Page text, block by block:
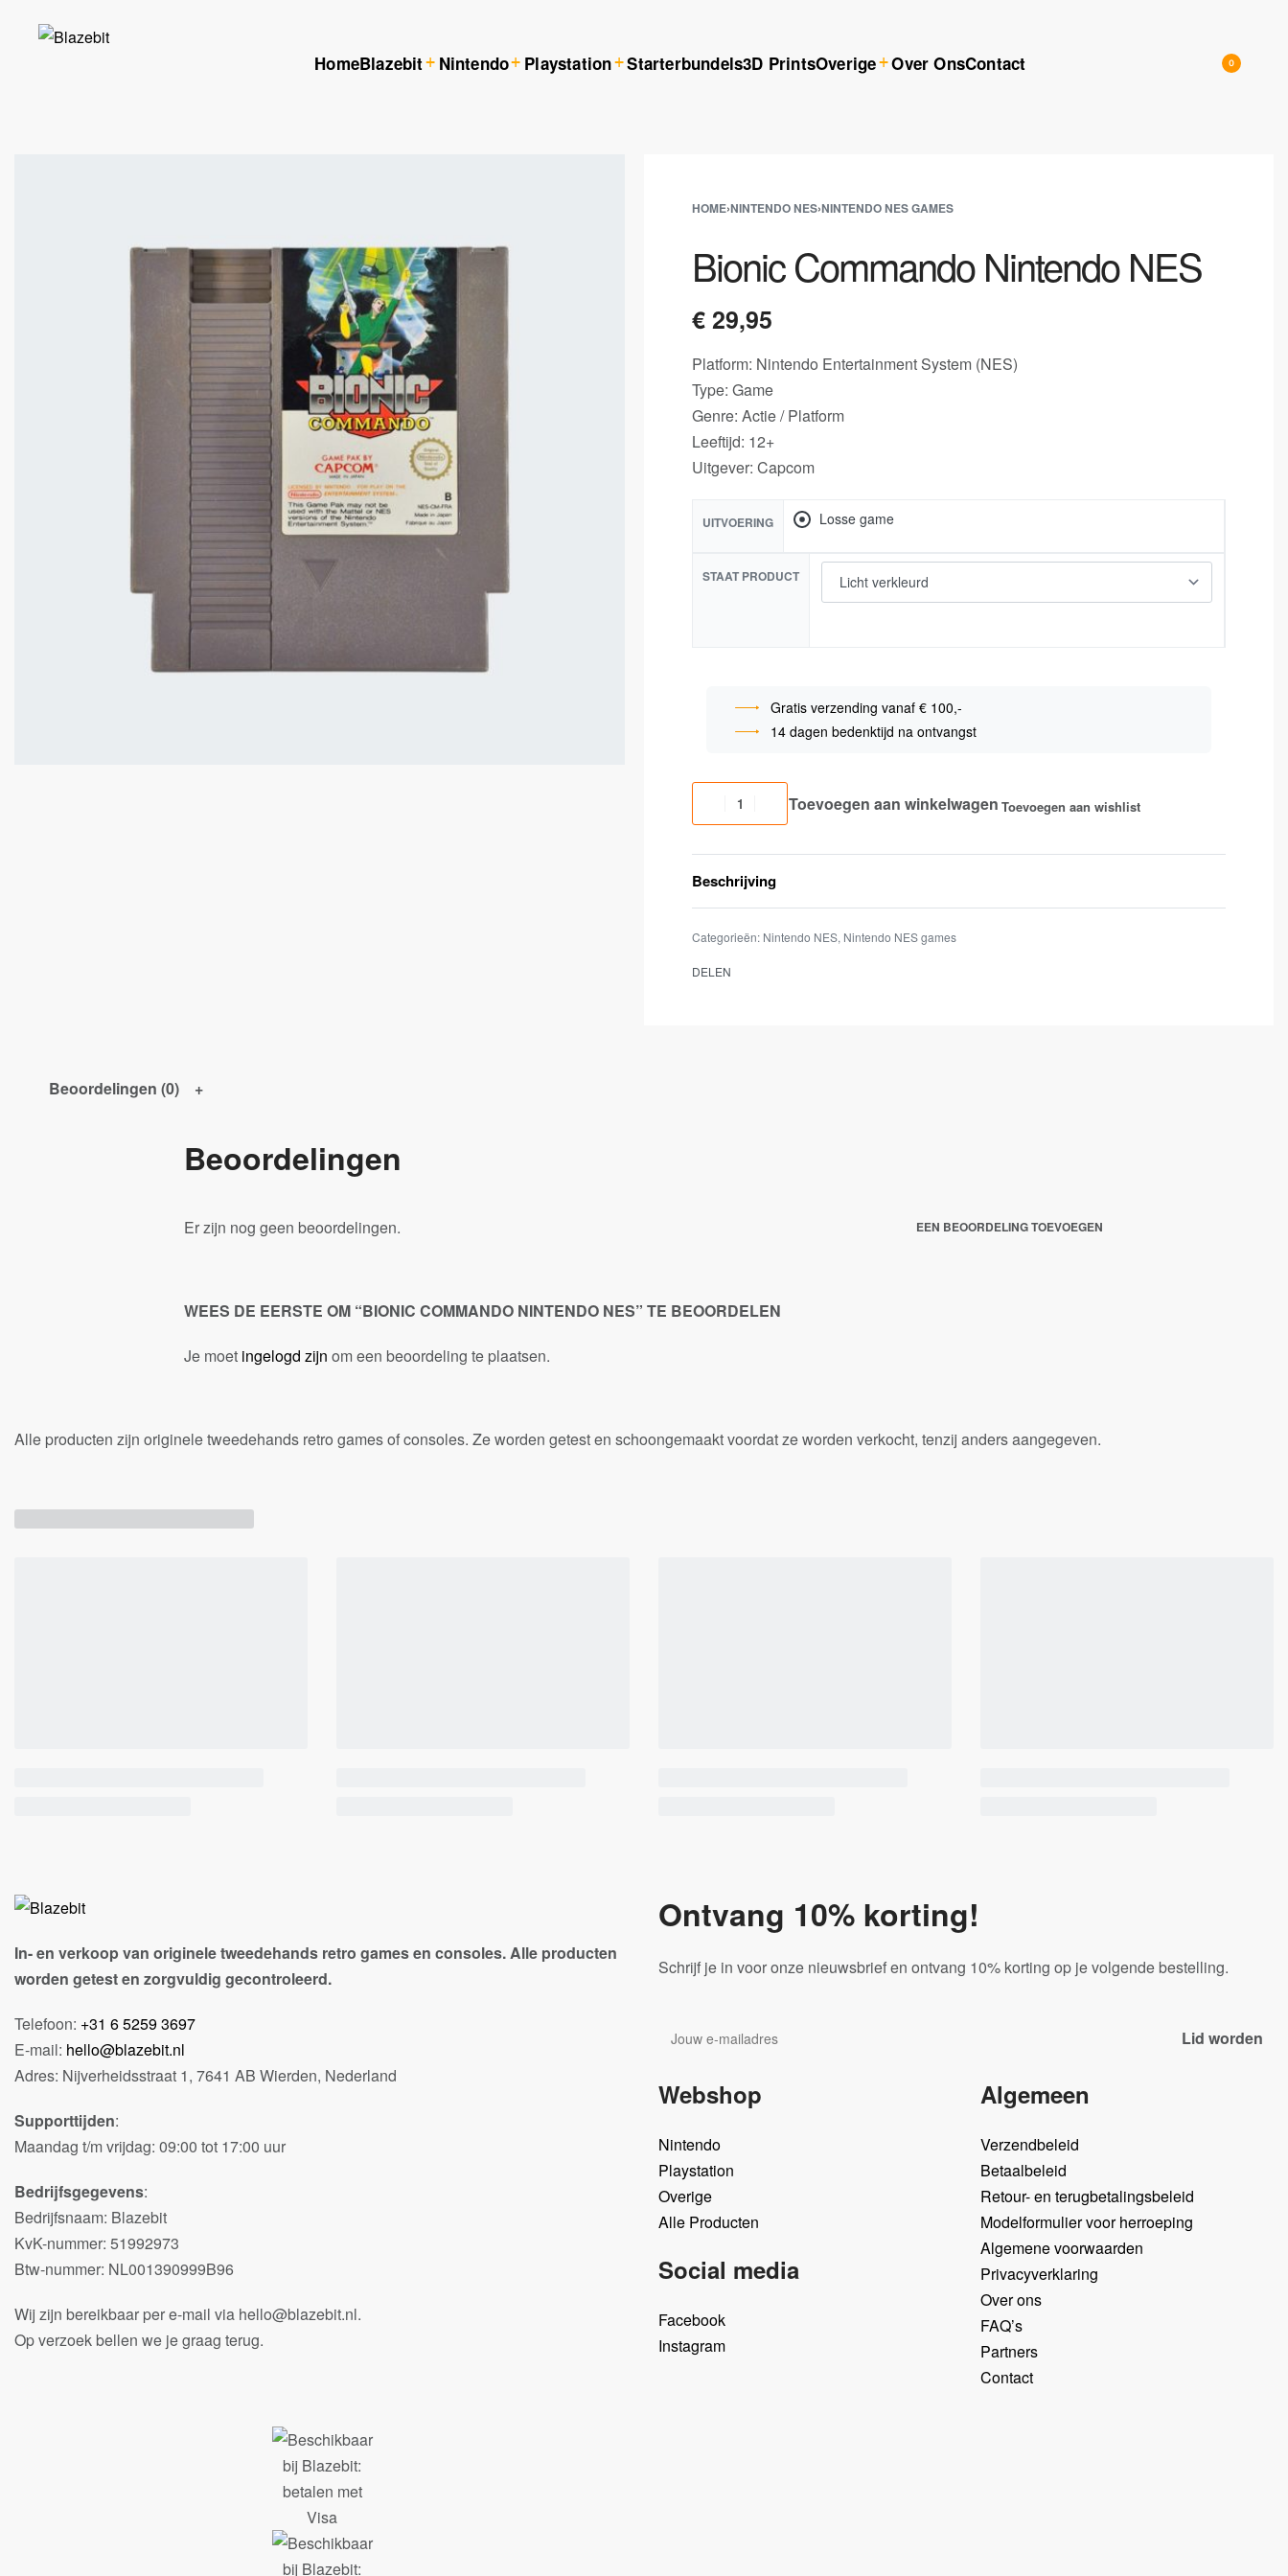
HomeBlazebit Nintendo Playstation Starterbundels3D PrintsOverige Over OnsContact 0
HOME›NINTENDO NES›NINTENDO NES GAMES
Bionic Commando Nintendo NES
€29,95
Platform: Nintendo Entertainment System (NES)
Type: Game
Genre: Actie / Platform
Leeftijd: 12+
Uitgever: Capcom
UITVOERING Losse game
STAAT PRODUCT
Gratis verzending vanaf € 100,-
14 dagen bedenktijd na ontvangst
Toevoegen aan winkelwagen Toevoegen aan wishlist
Beschrijving
Categorieën: Nintendo NES, Nintendo NES games
DELEN
Beoordelingen (0)
Beoordelingen
Er zijn nog geen beoordelingen. EEN BEOORDELING TOEVOEGEN
WEES DE EERSTE OM “BIONIC COMMANDO NINTENDO NES” TE BEOORDELEN
Je moet ingelogd zijn om een beoordeling te plaatsen.
Alle producten zijn originele tweedehands retro games of consoles. Ze worden getest en schoongemaakt voordat ze worden verkocht, tenzij anders aangegeven.
In- en verkoop van originele tweedehands retro games en consoles. Alle producten
worden getest en zorgvuldig gecontroleerd.
Telefoon: +31 6 5259 3697
E-mail: hello@blazebit.nl
Adres: Nijverheidsstraat 1, 7641 AB Wierden, Nederland
Supporttijden:
Maandag t/m vrijdag: 09:00 tot 17:00 uur
Bedrijfsgegevens:
Bedrijfsnaam: Blazebit
KvK-nummer: 51992973
Btw-nummer: NL001390999B96
Wij zijn bereikbaar per e-mail via hello@blazebit.nl.
Op verzoek bellen we je graag terug.
Ontvang 10% korting!
Schrijf je in voor onze nieuwsbrief en ontvang 10% korting op je volgende bestelling.
Webshop
Nintendo
Playstation
Overige
Alle Producten
Social media
Facebook
Instagram
Algemeen
Verzendbeleid
Betaalbeleid
Retour- en terugbetalingsbeleid
Modelformulier voor herroeping
Algemene voorwaarden
Privacyverklaring
Over ons
FAQ’s
Partners
Contact